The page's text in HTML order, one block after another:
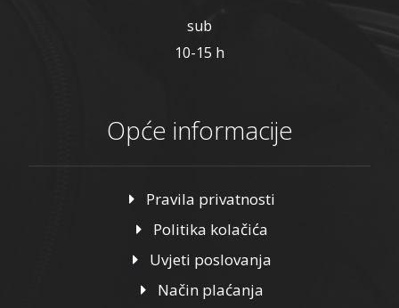
sub
10-15 h
Opće informacije
Pravila privatnosti
Politika kolačića
Uvjeti poslovanja
Način plaćanja